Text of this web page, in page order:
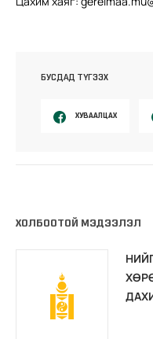
БУСДАД ТҮГЭЭХ
ХУВААЛЦАХ
ХОЛБООТОЙ МЭДЭЭЛЭЛ